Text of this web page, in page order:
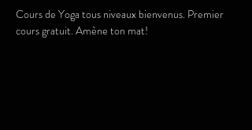
Cours de Yoga tous niveaux bienvenus. Premier
cours gratuit. Amène ton mat!